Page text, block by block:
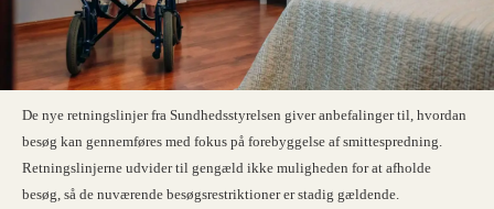
De nye retningslinjer fra Sundhedsstyrelsen giver anbefalinger til, hvordan
besøg kan gennemføres med fokus på forebyggelse af smittespredning.
Retningslinjerne udvider til gengæld ikke muligheden for at afholde
besøg, så de nuværende besøgsrestriktioner er stadig gældende.